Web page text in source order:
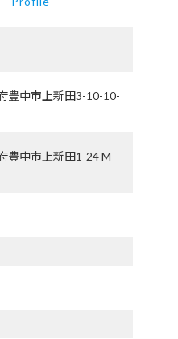
豊中市上新田3-10-10-
豊中市上新田1-24 M-